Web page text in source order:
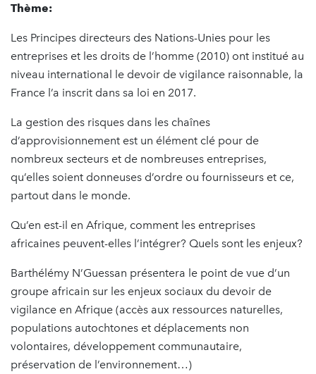
Thème:
Les Principes directeurs des Nations-Unies pour les
entreprises et les droits de l’homme (2010) ont institué au
niveau international le devoir de vigilance raisonnable, la
France l’a inscrit dans sa loi en 2017.
La gestion des risques dans les chaînes
d’approvisionnement est un élément clé pour de
nombreux secteurs et de nombreuses entreprises,
qu’elles soient donneuses d’ordre ou fournisseurs et ce,
partout dans le monde.
Qu’en est-il en Afrique, comment les entreprises
africaines peuvent-elles l’intégrer? Quels sont les enjeux?
Barthélémy N’Guessan présentera le point de vue d’un
groupe africain sur les enjeux sociaux du devoir de
vigilance en Afrique (accès aux ressources naturelles,
populations autochtones et déplacements non
volontaires, développement communautaire,
préservation de l’environnement…)